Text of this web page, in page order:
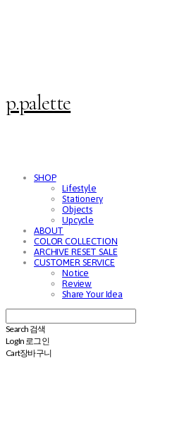
p.palette
SHOP
Lifestyle
Stationery
Objects
Upcycle
ABOUT
COLOR COLLECTION
ARCHIVE RESET SALE
CUSTOMER SERVICE
Notice
Review
Share Your Idea
Search 검색
Log In 로그인
Cart장바구니